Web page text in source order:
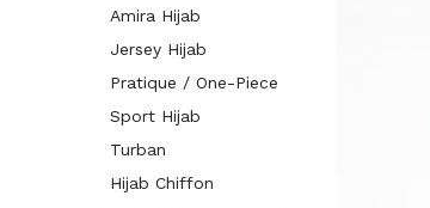
Amira Hijab
Jersey Hijab
Pratique / One-Piece
Sport Hijab
Turban
Hijab Chiffon